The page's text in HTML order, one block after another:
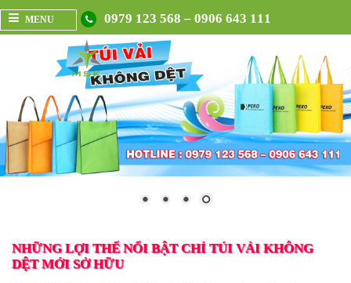
MENU 0979 123 568 – 0906 643 111
NHỮNG LỢI THẾ NỔI BẬT CHỈ TÚI VẢI KHÔNG
DỆT MỚI SỞ HỮU